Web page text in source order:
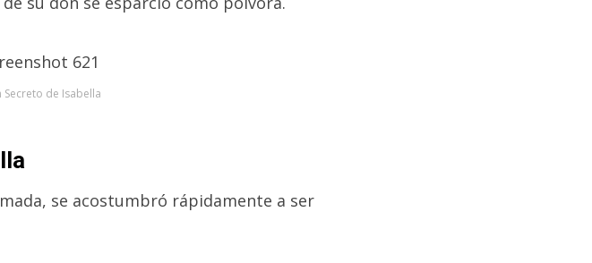
Secreto de Isabella
se acostumbró rápidamente a ser